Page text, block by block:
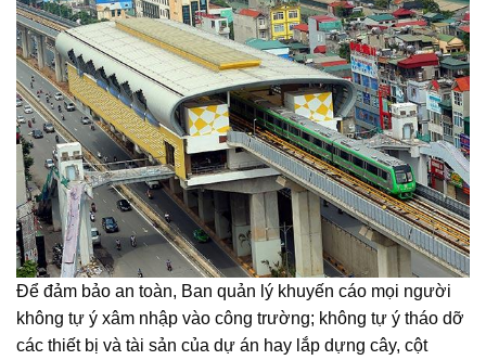
Để đảm bảo an toàn, Ban quản lý khuyến cáo mọi người
không tự ý xâm nhập vào công trường; không tự ý tháo dỡ
các thiết bị và tài sản của dự án hay lắp dựng cây, cột